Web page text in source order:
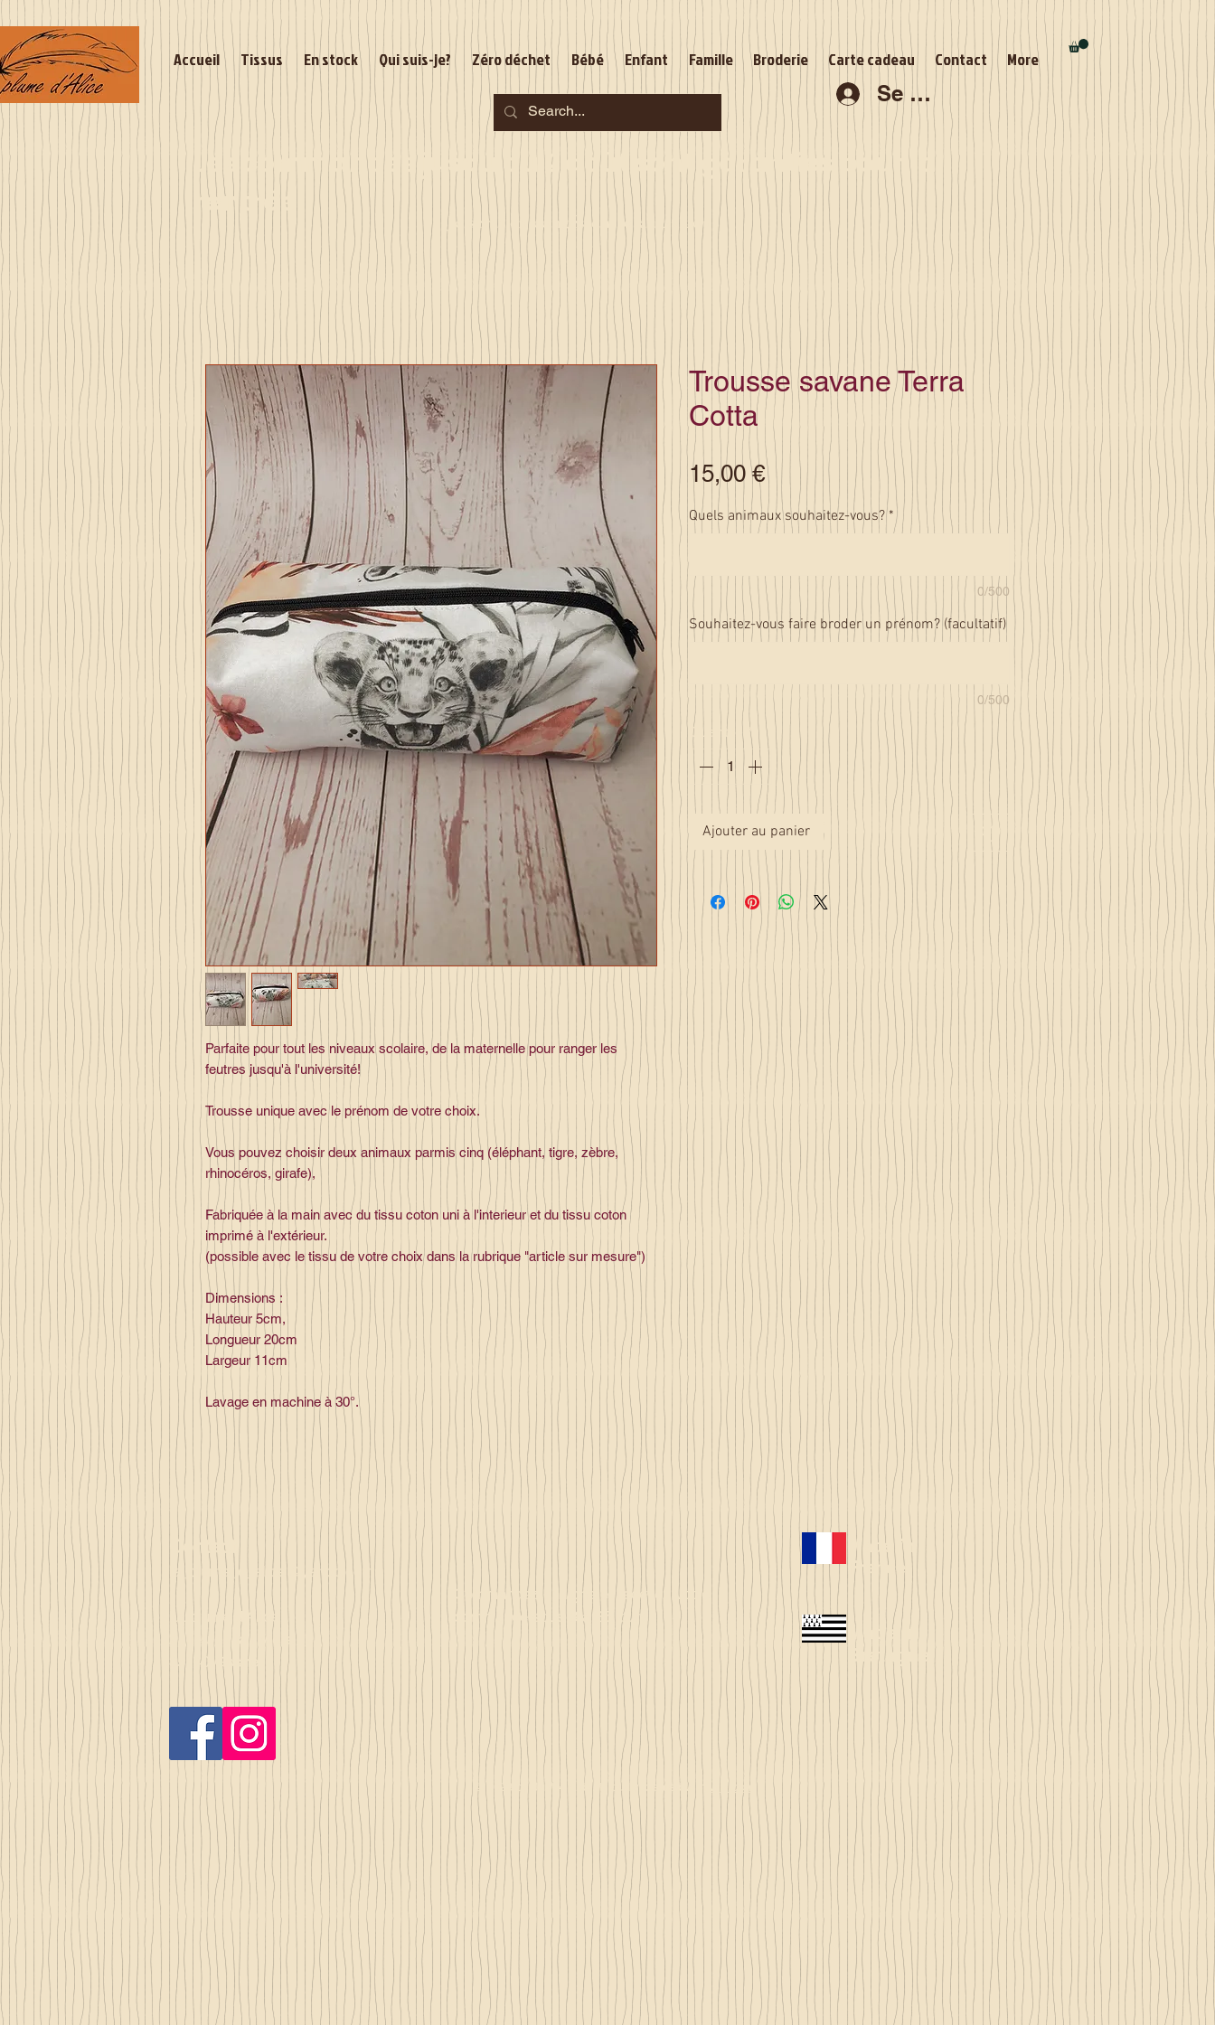
Accueil Tissus En stock Qui suis-je? Zéro déchet Bébé Enfant Famille Broderie Carte cadeau Contact More
Se connecter
Les commandes jusqu'au 2 août sont garanties pour la
rentrée
Je serai en congés du 10 au 23 août
Parfaite pour tout les niveaux scolaire, de la maternelle pour ranger les
feutres jusqu'à l'université!
Trousse unique avec le prénom de votre choix.
Vous pouvez choisir deux animaux parmis cinq (éléphant, tigre, zèbre,
rhinocéros, girafe),
Fabriquée à la main avec du tissu coton uni à l'interieur et du tissu coton
imprimé à l'extérieur.
(possible avec le tissu de votre choix dans la rubrique "article sur mesure")
Dimensions :
Hauteur 5cm,
Longueur 20cm
Largeur 11cm
Lavage en machine à 30°.
Trousse savane Terra
Cotta
15,00 €Prix
Quels animaux souhaitez-vous? *
0/500
Souhaitez-vous faire broder un prénom? (facultatif)
0/500
Quantité *
Ajouter au panier
Contact
la_plume_d_alice@yahoo.com
La plume d'Alice
2, lieu dit la rivière
35140 Gosné
Commandez en ligne et recevez votre
commande sous 3 à 25 jours
Made in
France
Made in
Bretagne
© 2023 by Just 4 Kids. Proudly created with Wix.com